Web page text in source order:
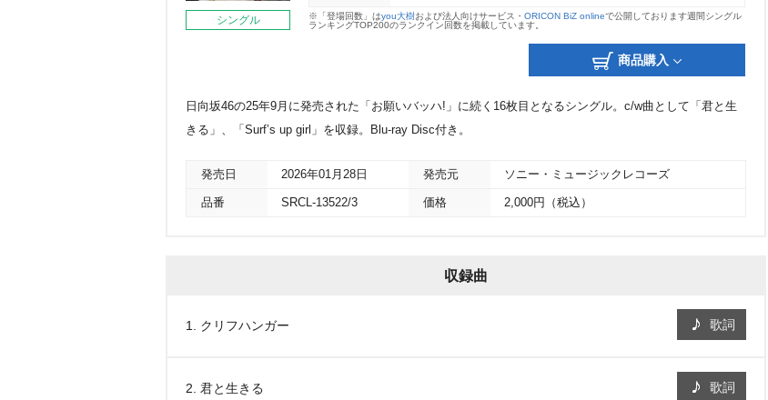
シングル ※「登場回数」はyou大樹および法人向けサービス・ ORICON BiZ onlineで公開しております週間シングル
ランキングTOP200のランクイン回数を掲載しています。
商品購入
日向坂46の25年9月に発売された「お願いバッハ!」に続く16枚目となるシングル。c/w曲として「君と生
きる」、「Surf’s up girl」を収録。Blu-ray Disc付き。
発売日 2026年01月28日 発売元 ソニー・ミュージックレコーズ
品番 SRCL-13522/3 価格 2,000円（税込）
収録曲
1. クリフハンガー 歌詞
2. 君と生きる 歌詞